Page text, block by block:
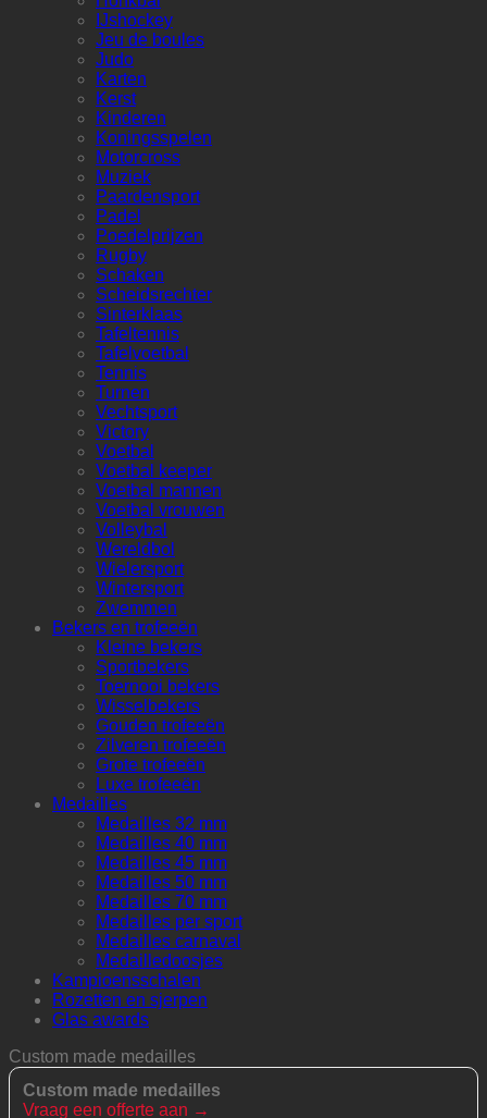
IJshockey
Jeu de boules
Judo
Karten
Kerst
Kinderen
Koningsspelen
Motorcross
Muziek
Paardensport
Padel
Poedelprijzen
Rugby
Schaken
Scheidsrechter
Sinterklaas
Tafeltennis
Tafelvoetbal
Tennis
Turnen
Vechtsport
Victory
Voetbal
Voetbal keeper
Voetbal mannen
Voetbal vrouwen
Volleybal
Wereldbol
Wielersport
Wintersport
Zwemmen
Bekers en trofeeën
Kleine bekers
Sportbekers
Toernooi bekers
Wisselbekers
Gouden trofeeën
Zilveren trofeeën
Grote trofeeën
Luxe trofeeën
Medailles
Medailles 32 mm
Medailles 40 mm
Medailles 45 mm
Medailles 50 mm
Medailles 70 mm
Medailles per sport
Medailles carnaval
Medailledoosjes
Kampioensschalen
Rozetten en sjerpen
Glas awards
Custom made medailles
Custom made medailles
Vraag een offerte aan →